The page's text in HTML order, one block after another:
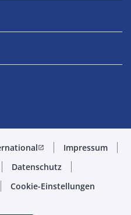
open_in_new
Impressum
Datenschutz
Cookie-Einstellungen